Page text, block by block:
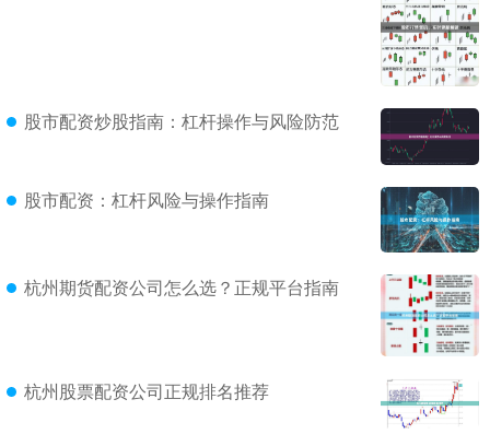
股市配资炒股指南：杠杆操作与风险防范
股市配资：杠杆风险与操作指南
杭州期货配资公司怎么选？正规平台指南
杭州股票配资公司正规排名推荐